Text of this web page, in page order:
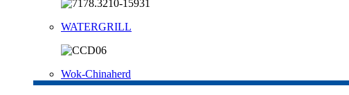
WATERGRILL
Wok-Chinaherd